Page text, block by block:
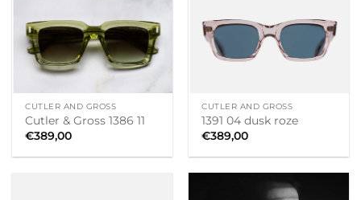
CUTLER AND GROSS
Cutler & Gross 1386 11
€389,00
CUTLER AND GROSS
1391 04 dusk roze
€389,00